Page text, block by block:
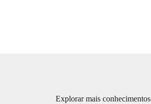
Explorar mais conhecimentos